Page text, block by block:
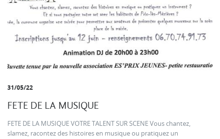
31/05/22
FETE DE LA MUSIQUE
FETE DE LA MUSIQUE VOTRE TALENT SUR SCENE Vous chantez,
slamez, racontez des histoires en musique ou pratiquez un